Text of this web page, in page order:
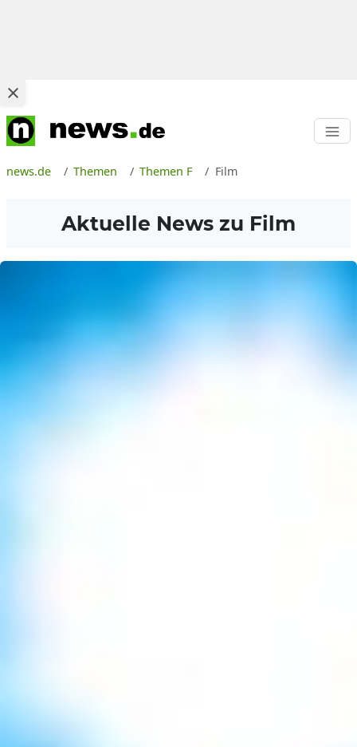
news.de Themen Themen F Film
Aktuelle News zu Film